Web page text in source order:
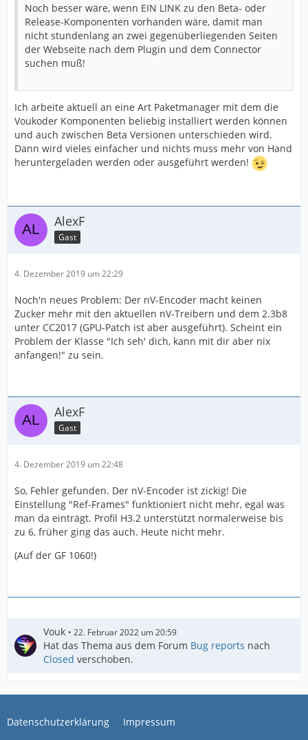
Noch besser wäre, wenn EIN LINK zu den Beta- oder
Release-Komponenten vorhanden wäre, damit man
nicht stundenlang an zwei gegenüberliegenden Seiten
der Webseite nach dem Plugin und dem Connector
suchen muß!
Ich arbeite aktuell an eine Art Paketmanager mit dem die
Voukoder Komponenten beliebig installiert werden können
und auch zwischen Beta Versionen unterschieden wird.
Dann wird vieles einfacher und nichts muss mehr von Hand
heruntergeladen werden oder ausgeführt werden!
AlexF
Gast
4. Dezember 2019 um 22:29
Noch'n neues Problem: Der nV-Encoder macht keinen
Zucker mehr mit den aktuellen nV-Treibern und dem 2.3b8
unter CC2017 (GPU-Patch ist aber ausgeführt). Scheint ein
Problem der Klasse "Ich seh' dich, kann mit dir aber nix
anfangen!" zu sein.
AlexF
Gast
4. Dezember 2019 um 22:48
So, Fehler gefunden. Der nV-Encoder ist zickig! Die
Einstellung "Ref-Frames" funktioniert nicht mehr, egal was
man da einträgt. Profil H3.2 unterstützt normalerweise bis
zu 6, früher ging das auch. Heute nicht mehr.
(Auf der GF 1060!)
Vouk 22. Februar 2022 um 20:59
Hat das Thema aus dem Forum Bug reports nach
Closed verschoben.
Datenschutzerklärung Impressum